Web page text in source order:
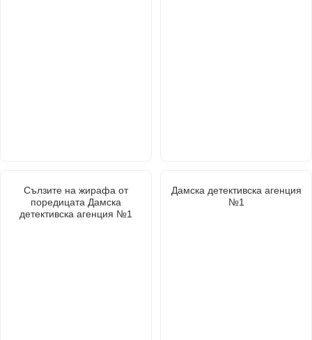
Сълзите на жирафа от
поредицата Дамска
детективска агенция №1
Дамска детективска агенция
№1